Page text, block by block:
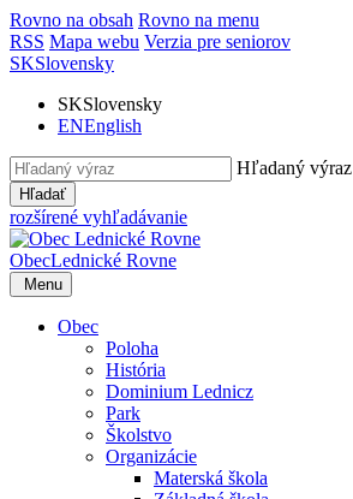
Rovno na obsah Rovno na menu
RSS Mapa webu Verzia pre seniorov
SKSlovensky
SKSlovensky
ENEnglish
Hľadaný výraz
Hľadať
rozšírené vyhľadávanie
ObecLednické Rovne
Menu
Obec
Poloha
História
Dominium Lednicz
Park
Školstvo
Organizácie
Materská škola